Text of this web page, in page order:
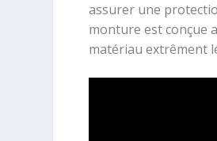
assurer une
monture est conçue
matériau extrêment